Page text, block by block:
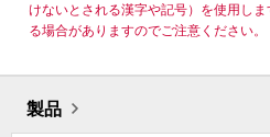
けないとされる漢字や記号）を使用し
る場合がありますのでご注意ください。
製品